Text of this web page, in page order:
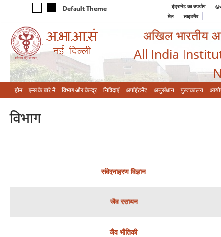
Default Theme इंट्रानेट का उपयोग
मेल
साइटमैप
अखिल भारतीय
All India
होम एम्‍स के बारे में विभाग और केन्‍द्र निविदाएं अपॉइंटमेंट अनुसंधान पुस्तकालय
विभाग
संवेदनाहरण विज्ञान
जैव रसायन
जैव भौतिकी